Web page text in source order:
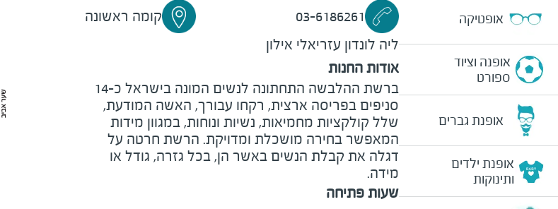
אופטיקה
אופנה וציוד
ספורט
אופנת גברים
אופנת ילדים
ותינוקות
03-6186261
קומה ראשונה
ליה לונדון עזריאלי אילון
אודות החנות
ברשת ההלבשה התחתונה לנשים המונה בישראל כ-14
סניפים בפריסה ארצית, רקחו עבורך, האשה המודעת,
שלל קולקציות מחמיאות, נשיות ונוחות, במגוון מידות
המאפשר בחירה מושכלת ומדויקת. הרשת חרטה על
דגלה את קבלת הנשים באשר הן, בכל גזרה, גודל או
מידה.
שעות פתיחה